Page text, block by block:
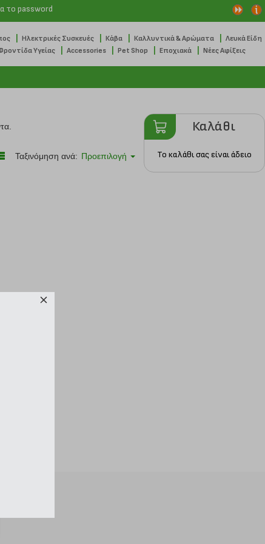
το password
Ηλεκτρικές Συσκευές Κάβα Καλλυντικά & Αρώματα Λευκά Είδη
Υγείας Accessories Pet Shop Εποχιακά Νέες Αφίξεις
Ταξινόμηση ανά: Προεπιλογή
Καλάθι
Το καλάθι σας είναι άδειο